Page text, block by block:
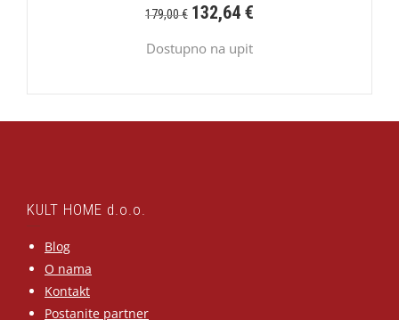
179,00€ 132,64 €
Dostupno na upit
KULT HOME d.o.o.
Blog
O nama
Kontakt
Postanite partner